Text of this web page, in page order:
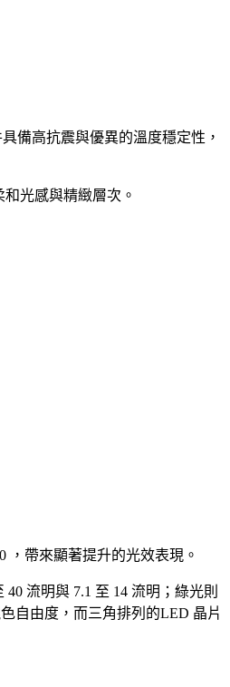
備高抗震與優異的溫度穩定性，
光感與精緻層次。
帶來顯著提升的光效表現。
流明與 7.1 至 14 流明；綠光則
自由度，而三角排列的LED 晶片